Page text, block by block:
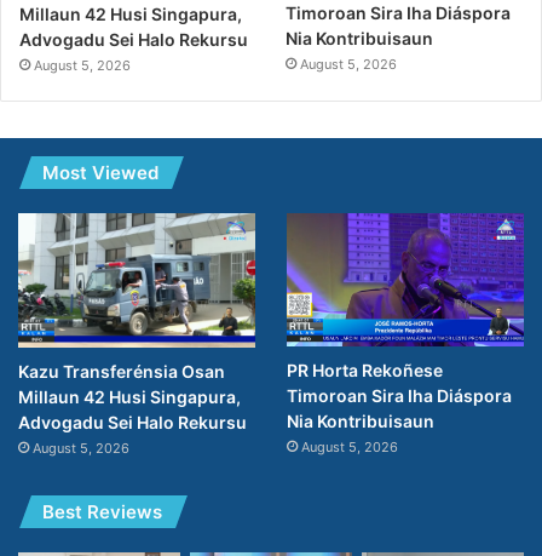
Millaun 42 Husi Singapura,
Advogadu Sei Halo Rekursu
August 5, 2026
Timoroan Sira Iha Diáspora
Nia Kontribuisaun
August 5, 2026
Most Viewed
Kazu Transferénsia Osan
Millaun 42 Husi Singapura,
Advogadu Sei Halo Rekursu
August 5, 2026
PR Horta Rekoñese
Timoroan Sira Iha Diáspora
Nia Kontribuisaun
August 5, 2026
Best Reviews